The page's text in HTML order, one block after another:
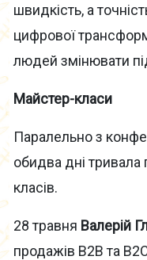
швидкість, а
цифрової
людей змінювати
Майстер-класи
Паралельно з
обидва дні тривала
класів.
28 травня Валерій
продажів B2B та